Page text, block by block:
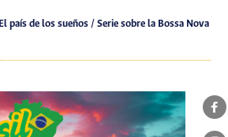
país de los sueños / Serie sobre la Bossa Nova